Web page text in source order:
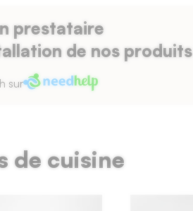
prestataire
de nos produits
sur
de cuisine